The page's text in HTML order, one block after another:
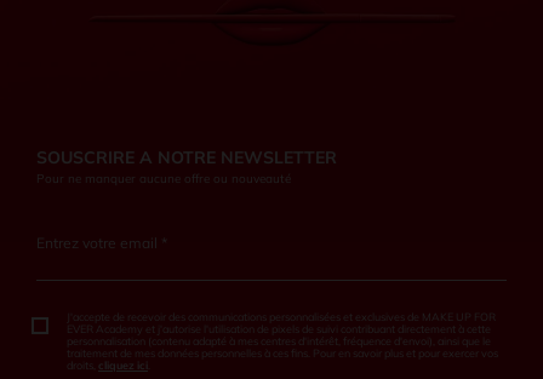
SOUSCRIRE A NOTRE NEWSLETTER
Pour ne manquer aucune offre ou nouveauté
Entrez votre email *
J'accepte de recevoir des communications personnalisées et exclusives de MAKE UP FOR
EVER Academy et j'autorise l'utilisation de pixels de suivi contribuant directement à cette
personnalisation (contenu adapté à mes centres d'intérêt, fréquence d'envoi), ainsi que le
traitement de mes données personnelles à ces fins. Pour en savoir plus et pour exercer vos
droits, cliquez ici